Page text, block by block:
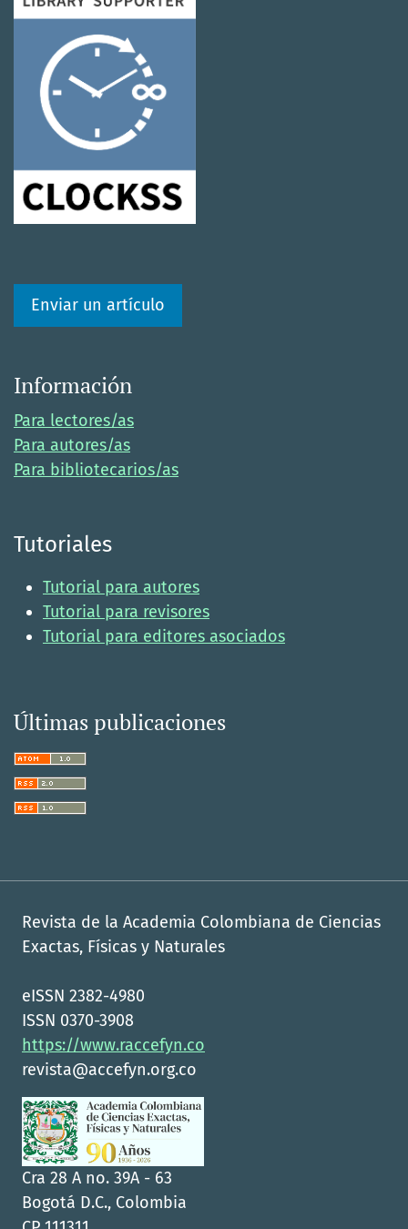
Enviar un artículo
Información
Para lectores/as
Para autores/as
Para bibliotecarios/as
Tutoriales
Tutorial para autores
Tutorial para revisores
Tutorial para editores asociados
Últimas publicaciones
Revista de la Academia Colombiana de Ciencias
Exactas, Físicas y Naturales
eISSN 2382-4980
ISSN 0370-3908
https://www.raccefyn.co
revista@accefyn.org.co
Cra 28 A no. 39A - 63
Bogotá D.C., Colombia